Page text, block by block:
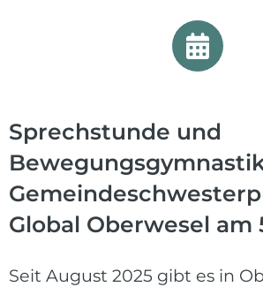
Sprechstunde und
Global Oberwesel am
Seit August 2025 gibt es in